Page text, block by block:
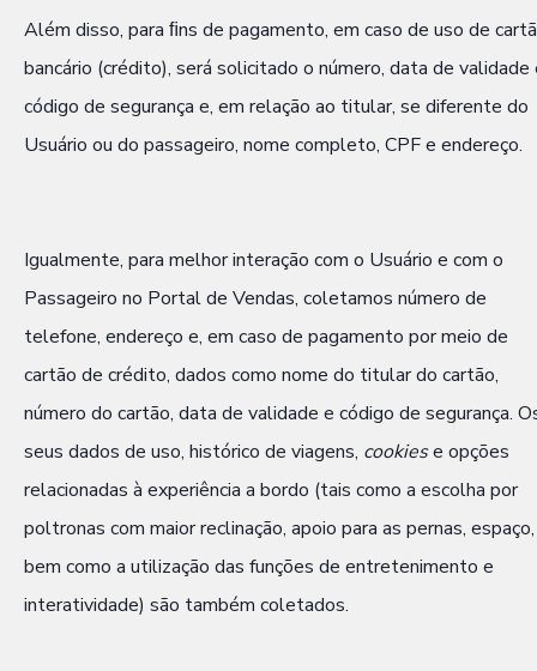
Além disso, para ﬁns de pagamento, em caso de uso de
bancário (crédito), será solicitado o número, data de validade
código de segurança e, em relação ao titular, se diferente do
Usuário ou do passageiro, nome completo, CPF e endereço.
Igualmente, para melhor interação com o Usuário e com o
Passageiro no Portal de Vendas, coletamos número de
telefone, endereço e, em caso de pagamento por meio de
cartão de crédito, dados como nome do titular do cartão,
número do cartão, data de validade e código de segurança.
seus dados de uso, histórico de viagens, cookiese opções
relacionadas à experiência a bordo (tais como a escolha por
poltronas com maior reclinação, apoio para as pernas, espaço,
bem como a utilização das funções de entretenimento e
interatividade) são também coletados.